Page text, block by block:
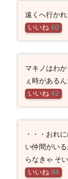
遠くへ行か
いいね 60
マキノはわ
ぇ時がある
いいね 42
・・・おれ
い仲間がい
らなきゃ そ
いいね 94